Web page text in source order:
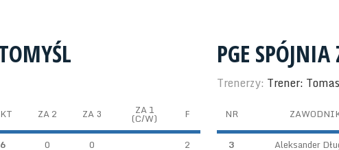
ZA 2 ZA 3 ZA 1
(C/W) F
6 0 0
2
PGE
Trenerzy: Trener:
NR
3 Aleksander